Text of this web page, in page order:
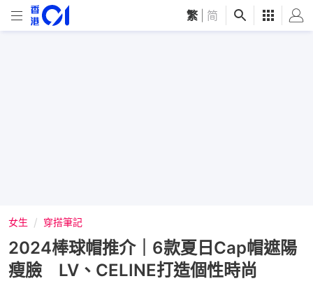
繁 简
女生 穿搭筆記
2024棒球帽推介｜6款夏日Cap帽遮陽
瘦臉 LV、CELINE打造個性時尚